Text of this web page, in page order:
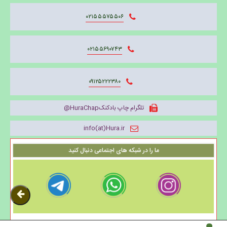
۰۲۱۵۵۵۷۵۵۰۶
۰۲۱۵۵۶۹۰۷۴۳
۰۹۱۲۵۲۲۲۳۸۰
تلگرام چاپ بادکنکHuraChap@
info(at)Hura.ir
ما را در شبکه های اجتماعی دنبال کنید